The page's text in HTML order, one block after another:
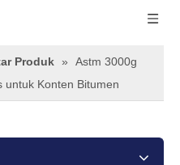
Produk »
Astm 3000g
untuk Konten Bitumen